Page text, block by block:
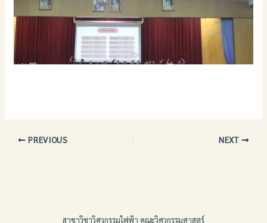
PREVIOUS NEXT
สาขาวิชาวิศวกรรมไฟฟ้า คณะวิศวกรรมศาสตร์